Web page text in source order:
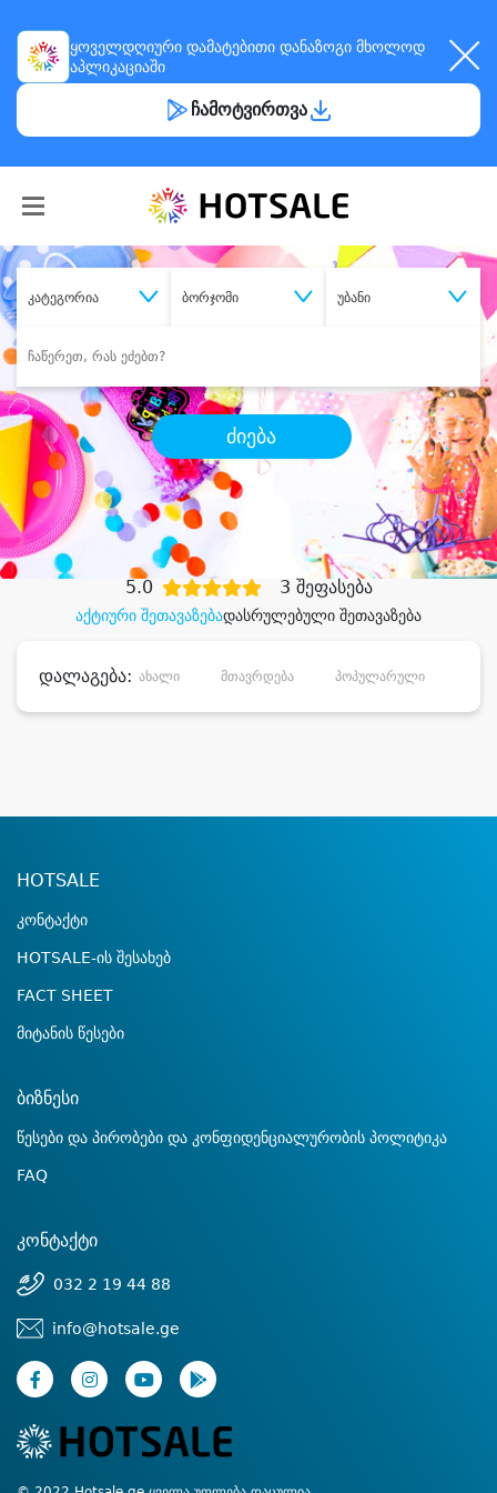
ყოველდღიური დამატებითი დანაზოგი მხოლოდ
აპლიკაციაში
ჩამოტვირთვა
კატეგორია ბორჯომი უბანი
ძიება
შეიძინესასურველი მომსახურება
დიდი დანაზოგით
აქტიური შეთავაზებადასრულებული შეთავაზება
5.0 3 შეფასება
დალაგება: ახალი მთავრდება პოპულარული
HOTSALE
კონტაქტი
HOTSALE-ის შესახებ
FACT SHEET
მიტანის წესები
ბიზნესი
წესები და პირობები და კონფიდენციალურობის პოლიტიკა
FAQ
კონტაქტი
032 2 19 44 88
info@hotsale.ge